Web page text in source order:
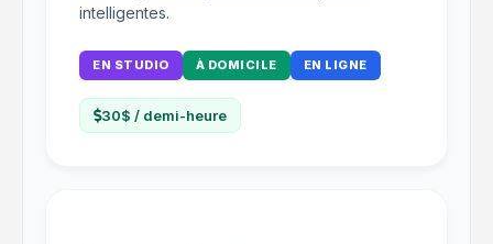
intelligentes.
EN STUDIO À DOMICILE EN LIGNE
30$ / demi-heure